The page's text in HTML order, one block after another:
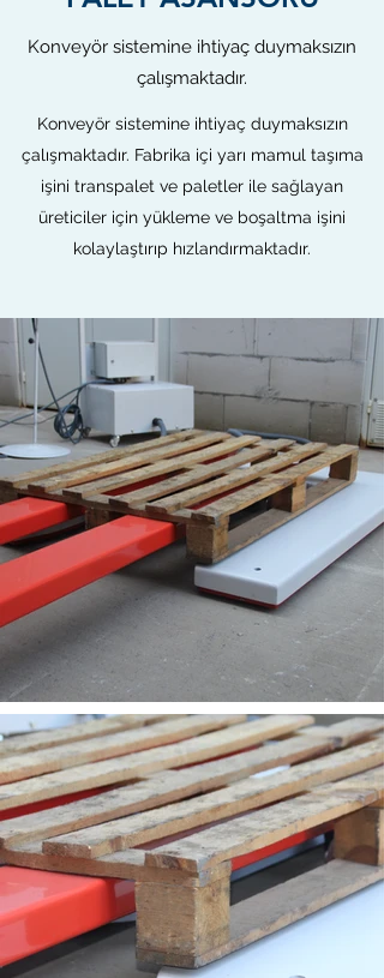
Konveyör sistemine ihtiyaç duymaksızın
çalışmaktadır.
Konveyör sistemine ihtiyaç duymaksızın
çalışmaktadır. Fabrika içi yarı mamul taşıma
işini transpalet ve paletler ile sağlayan
üreticiler için yükleme ve boşaltma işini
kolaylaştırıp hızlandırmaktadır.